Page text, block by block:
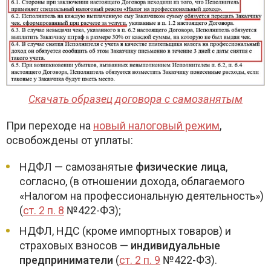
Скачать образец договора с самозанятым
При переходе на новый налоговый режим,
освобождены от уплаты:
НДФЛ — самозанятые физические лица,
согласно, (в отношении дохода, облагаемого
«Налогом на профессиональную деятельность»)
(ст. 2 п. 8 №422-ФЗ);
НДФЛ, НДС (кроме импортных товаров) и
страховых взносов — индивидуальные
предприниматели (ст. 2 п. 9 №422-ФЗ).